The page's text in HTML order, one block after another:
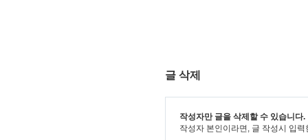
글 삭제
작성자만 글을 삭제할 수 있습니다.
작성자 본인이라면, 글 작성시 입